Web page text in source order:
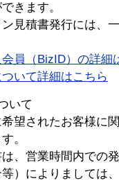
きます。
見積書発行には、
員（BizID）の詳細
ついて詳細はこちら
いて
望されたお客様に
。
、営業時間内での
）によりましては